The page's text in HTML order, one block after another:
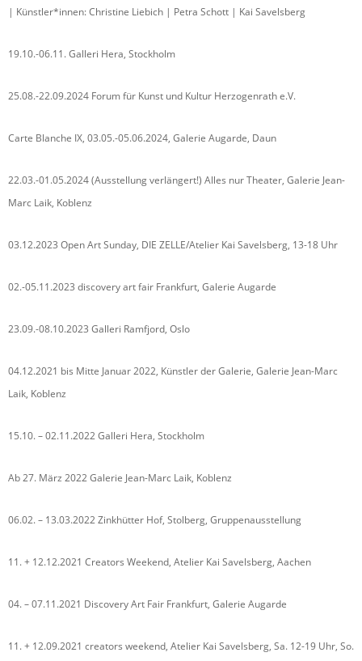
| Künstler*innen: Christine Liebich | Petra Schott | Kai Savelsberg
19.10.-06.11. Galleri Hera, Stockholm
25.08.-22.09.2024 Forum für Kunst und Kultur Herzogenrath e.V.
Carte Blanche IX, 03.05.-05.06.2024, Galerie Augarde, Daun
22.03.-01.05.2024 (Ausstellung verlängert!) Alles nur Theater, Galerie Jean-
Marc Laik, Koblenz
03.12.2023 Open Art Sunday, DIE ZELLE/Atelier Kai Savelsberg, 13-18 Uhr
02.-05.11.2023 discovery art fair Frankfurt, Galerie Augarde
23.09.-08.10.2023 Galleri Ramfjord, Oslo
04.12.2021 bis Mitte Januar 2022, Künstler der Galerie, Galerie Jean-Marc
Laik, Koblenz
15.10. – 02.11.2022 Galleri Hera, Stockholm
Ab 27. März 2022 Galerie Jean-Marc Laik, Koblenz
06.02. – 13.03.2022 Zinkhütter Hof, Stolberg, Gruppenausstellung
11. + 12.12.2021 Creators Weekend, Atelier Kai Savelsberg, Aachen
04. – 07.11.2021 Discovery Art Fair Frankfurt, Galerie Augarde
11. + 12.09.2021 creators weekend, Atelier Kai Savelsberg, Sa. 12-19 Uhr, So.